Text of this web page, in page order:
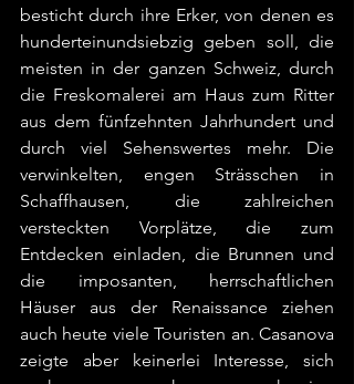
besticht durch ihre Erker, von denen es
hunderteinundsiebzig geben soll, die
meisten in der ganzen Schweiz, durch
die Freskomalerei am Haus zum Ritter
aus dem fünfzehnten Jahrhundert und
durch viel Sehenswertes mehr. Die
verwinkelten, engen Strässchen in
Schaffhausen, die zahlreichen
versteckten Vorplätze, die zum
Entdecken einladen, die Brunnen und
die imposanten, herrschaftlichen
Häuser aus der Renaissance ziehen
auch heute viele Touristen an. Casanova
zeigte aber keinerlei Interesse, sich